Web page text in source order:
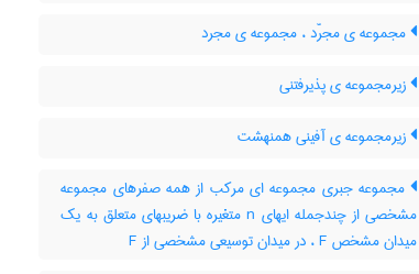
مجموعه ی مجرّد ، مجموعه ی مجرد
زیرمجموعه ی پذیرفتنی
زیرمجموعه ی آفینی همنهشت
مجموعه جبری مجموعه ای مرکب از همه صفرهای مجموعه
مشخصی از چندجمله ایهای n متغیره با ضریبهای متعلق به یک
میدان مشخص F ، در میدان توسیعی مشخصی از F